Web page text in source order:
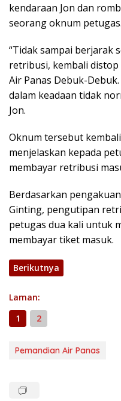
kendaraan Jon dan
seorang oknum petugas.
“Tidak sampai berjarak
retribusi, kembali
Air Panas Debuk-
dalam keadaan tidak
Jon.
Oknum tersebut
menjelaskan kepada
membayar retribusi
Berdasarkan
Ginting, pengutipan
petugas dua kali untuk
membayar tiket masuk.
Berikutnya
Laman:
1
2
Pemandian Air Panas